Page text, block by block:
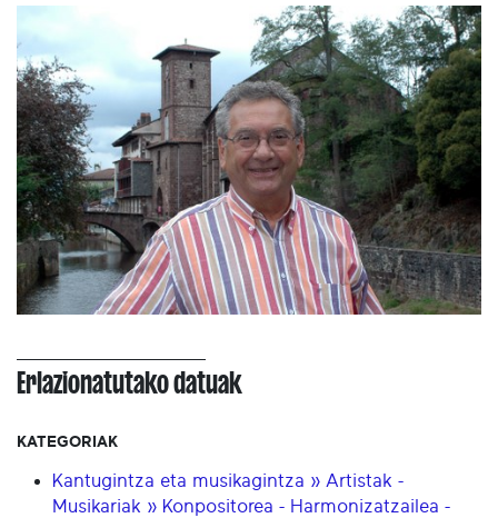
Erlazionatutako datuak
KATEGORIAK
Kantugintza eta musikagintza » Artistak -
Musikariak » Konpositorea - Harmonizatzailea -